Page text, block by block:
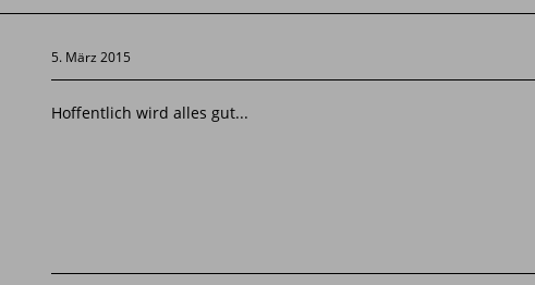
5. März 2015
Hoffentlich wird alles gut...